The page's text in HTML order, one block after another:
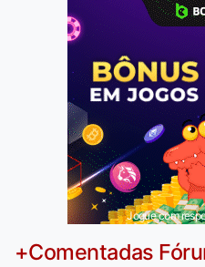
Jogue com
+Comentadas